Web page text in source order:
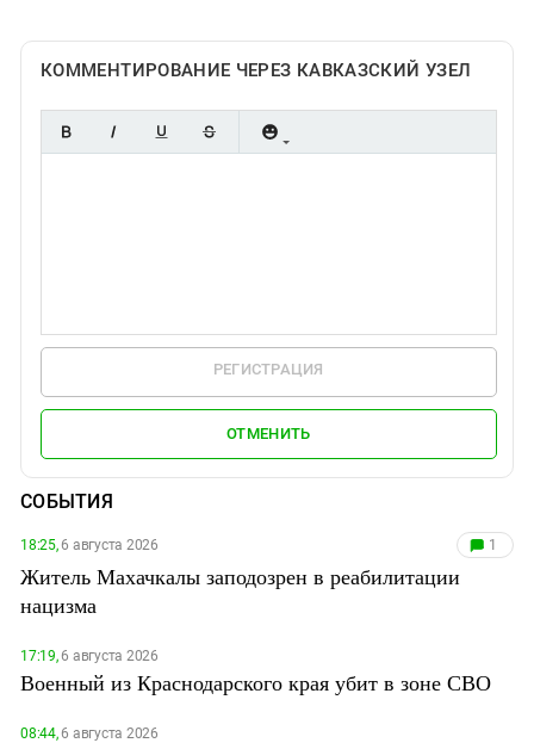
КОММЕНТИРОВАНИЕ ЧЕРЕЗ КАВКАЗСКИЙ УЗЕЛ
РЕГИСТРАЦИЯ
ОТМЕНИТЬ
СОБЫТИЯ
18:25,6 августа 2026 1
Житель Махачкалы заподозрен в реабилитации
нацизма
17:19,6 августа 2026
Военный из Краснодарского края убит в зоне СВО
08:44,6 августа 2026